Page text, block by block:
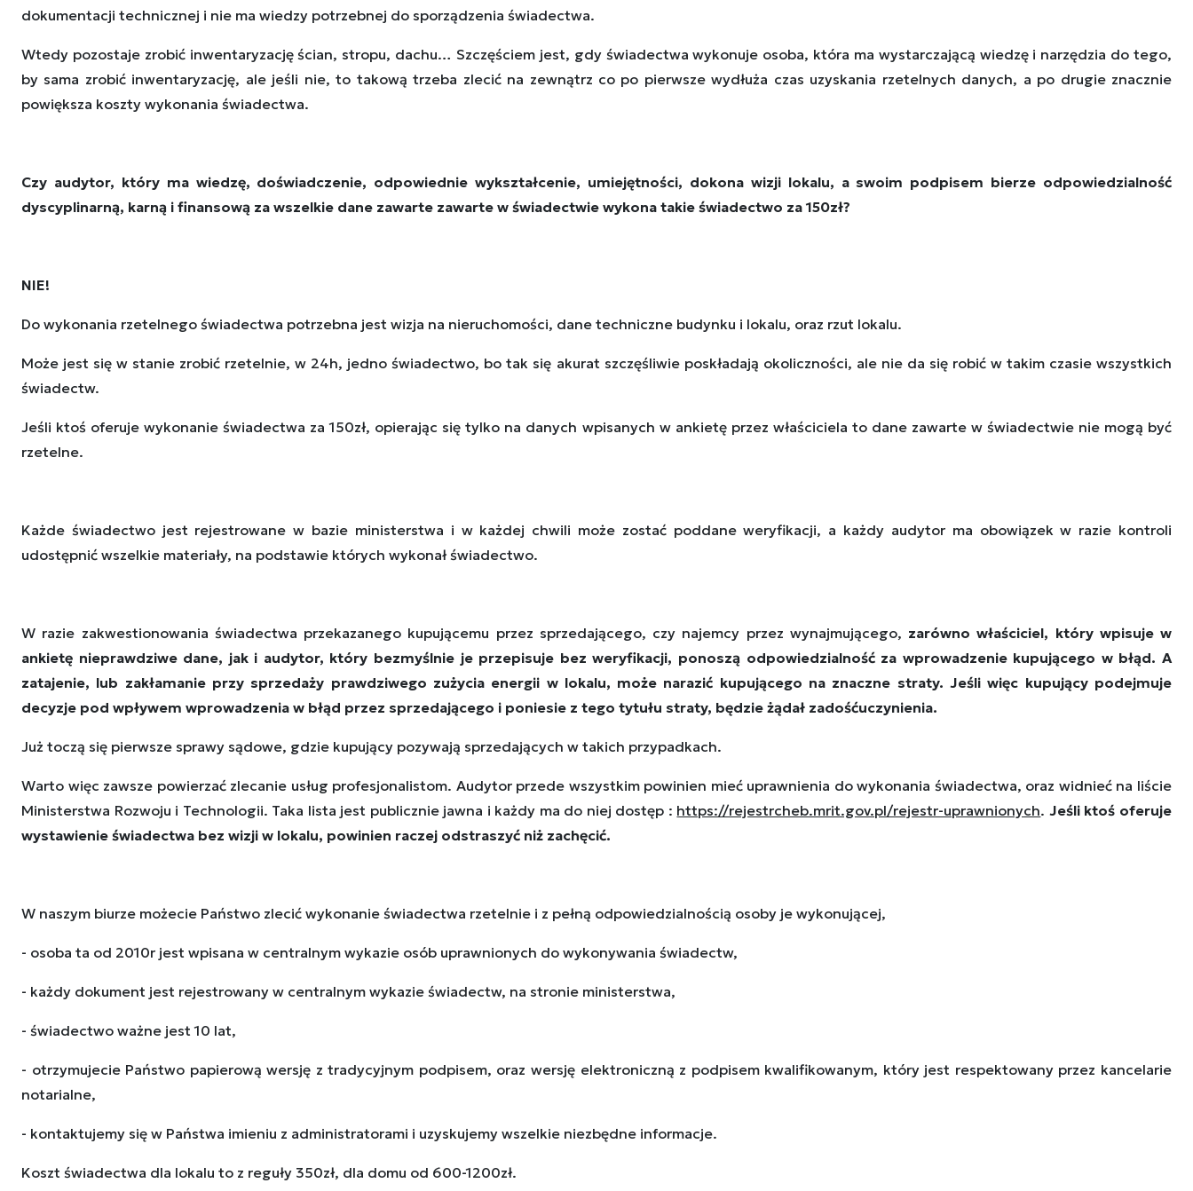
dokumentacji technicznej i nie ma wiedzy potrzebnej do sporządzenia świadectwa.
Wtedy pozostaje zrobić inwentaryzację ścian, stropu, dachu… Szczęściem jest, gdy świadectwa wykonuje osoba, która ma wystarczającą wiedzę i narzędzia do tego,
by sama zrobić inwentaryzację, ale jeśli nie, to takową trzeba zlecić na zewnątrz co po pierwsze wydłuża czas uzyskania rzetelnych danych, a po drugie znacznie
powiększa koszty wykonania świadectwa.
Czy audytor, który ma wiedzę, doświadczenie, odpowiednie wykształcenie, umiejętności, dokona wizji lokalu, a swoim podpisem bierze odpowiedzialność
dyscyplinarną, karną i finansową za wszelkie dane zawarte zawarte w świadectwie wykona takie świadectwo za 150zł?
NIE!
Do wykonania rzetelnego świadectwa potrzebna jest wizja na nieruchomości, dane techniczne budynku i lokalu, oraz rzut lokalu.
Może jest się w stanie zrobić rzetelnie, w 24h, jedno świadectwo, bo tak się akurat szczęśliwie poskładają okoliczności, ale nie da się robić w takim czasie wszystkich
świadectw.
Jeśli ktoś oferuje wykonanie świadectwa za 150zł, opierając się tylko na danych wpisanych w ankietę przez właściciela to dane zawarte w świadectwie nie mogą być
rzetelne.
Każde świadectwo jest rejestrowane w bazie ministerstwa i w każdej chwili może zostać poddane weryfikacji, a każdy audytor ma obowiązek w razie kontroli
udostępnić wszelkie materiały, na podstawie których wykonał świadectwo.
W razie zakwestionowania świadectwa przekazanego kupującemu przez sprzedającego, czy najemcy przez wynajmującego, zarówno właściciel, który wpisuje w
ankietę nieprawdziwe dane, jak i audytor, który bezmyślnie je przepisuje bez weryfikacji, ponoszą odpowiedzialność za wprowadzenie kupującego w błąd. A
zatajenie, lub zakłamanie przy sprzedaży prawdziwego zużycia energii w lokalu, może narazić kupującego na znaczne straty.Jeśliwięc kupującypodejmuje
decyzje pod wpływem wprowadzenia w błąd przez sprzedającego i poniesie z tego tytułu straty, będzie żądał zadośćuczynienia.
Już toczą się pierwsze sprawy sądowe, gdzie kupujący pozywają sprzedających w takich przypadkach.
Warto więc zawsze powierzać zlecanie usług profesjonalistom. Audytor przede wszystkim powinien mieć uprawnienia do wykonania świadectwa, oraz widnieć na liście
Ministerstwa Rozwoju i Technologii. Taka lista jest publicznie jawna i każdy ma do niej dostęp : https://rejestrcheb.mrit.gov.pl/rejestr-uprawnionych. Jeśli ktoś oferuje
wystawienie świadectwa bez wizji w lokalu, powinien raczej odstraszyć niż zachęcić.
W naszym biurze możecie Państwo zlecić wykonanie świadectwa rzetelnie i z pełną odpowiedzialnością osoby je wykonującej,
- osoba ta od 2010r jest wpisana w centralnym wykazie osób uprawnionych do wykonywania świadectw,
- każdy dokument jest rejestrowany w centralnym wykazie świadectw, na stronie ministerstwa,
- świadectwo ważne jest 10 lat,
- otrzymujecie Państwo papierową wersję z tradycyjnym podpisem, oraz wersję elektroniczną z podpisem kwalifikowanym, który jest respektowany przez kancelarie
notarialne,
- kontaktujemy się w Państwa imieniu z administratorami i uzyskujemy wszelkie niezbędne informacje.
Koszt świadectwa dla lokalu to z reguły 350zł, dla domu od 600-1200zł.